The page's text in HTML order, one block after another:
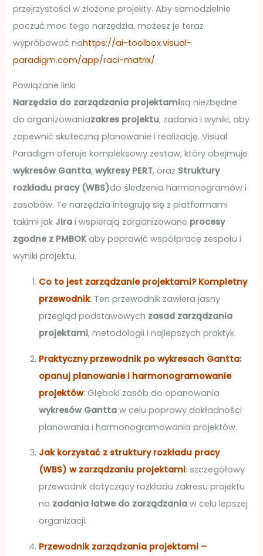
przejrzystości w złożone projekty. Aby samodzielnie
poczuć moc tego narzędzia, możesz je teraz
wypróbować nahttps://ai-toolbox.visual-
paradigm.com/app/raci-matrix/.
Powiązane linki
Narzędzia do zarządzania projektamisą niezbędne
do organizowaniazakres projektu, zadania i wyniki, aby
zapewnić skuteczną planowanie i realizację. Visual
Paradigm oferuje kompleksowy zestaw, który obejmuje
wykresów Gantta,wykresy PERT, oraz Struktury
rozkładu pracy (WBS)do śledzenia harmonogramów i
zasobów. Te narzędzia integrują się z platformami
takimi jak Jira i wspierają zorganizowane procesy
zgodne z PMBOKaby poprawić współpracę zespołu i
wyniki projektu.
Co to jest zarządzanie projektami? Kompletny
przewodnik: Ten przewodnik zawiera jasny
przegląd podstawowych zasad zarządzania
projektami, metodologii i najlepszych praktyk.
Praktyczny przewodnik po wykresach Gantta:
opanuj planowanie i harmonogramowanie
projektów: Głęboki zasób do opanowania
wykresów Gantta w celu poprawy dokładności
planowania i harmonogramowania projektów.
Jak korzystać z struktury rozkładu pracy
(WBS) w zarządzaniu projektami: szczegółowy
przewodnik dotyczący rozkładu zakresu projektu
na zadania łatwe do zarządzania w celu lepszej
organizacji.
Przewodnik zarządzania projektami –